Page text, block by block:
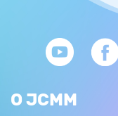
O JCMM